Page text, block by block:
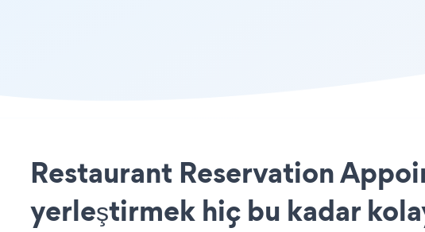
Restaurant Reservation
yerleştirmek hiç bu kadar